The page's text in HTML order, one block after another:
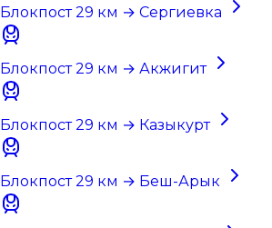
Блокпост 29 км → Сергиевка
Блокпост 29 км → Акжигит
Блокпост 29 км → Казыкурт
Блокпост 29 км → Беш-Арык